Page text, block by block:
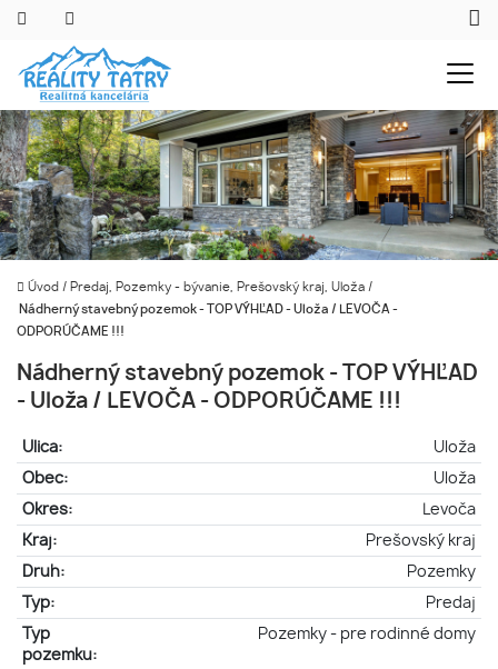
Úvod / Predaj, Pozemky - bývanie, Prešovský kraj, Uloža /
Nádherný stavebný pozemok - TOP VÝHĽAD - Uloža / LEVOČA -
ODPORÚČAME !!!
Nádherný stavebný pozemok - TOP VÝHĽAD
- Uloža / LEVOČA - ODPORÚČAME !!!
Ulica:
Uloža
Obec:
Uloža
Okres:
Levoča
Kraj:
Prešovský kraj
Druh:
Pozemky
Typ:
Predaj
Typ
pozemku:
Pozemky - pre rodinné domy